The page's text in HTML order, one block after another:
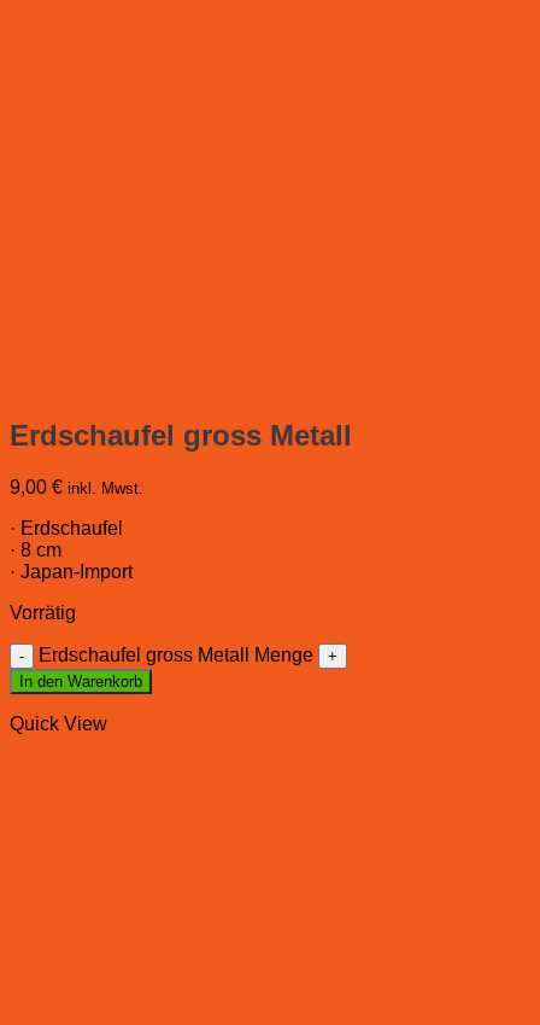
Erdschaufel gross Metall
9,00 € inkl. Mwst.
· Erdschaufel
· 8 cm
· Japan-Import
Vorrätig
Erdschaufel gross Metall Menge
In den Warenkorb
Quick View